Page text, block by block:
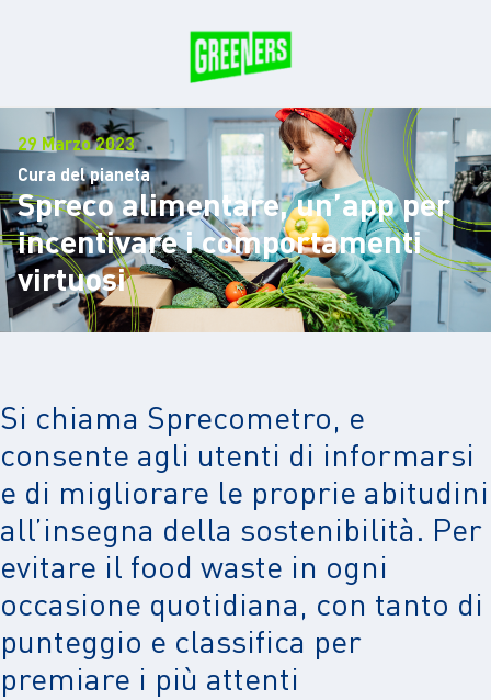
29 Marzo 2023
Cura del pianeta
Spreco alimentare, un’app per
incentivare i comportamenti
virtuosi
Si chiama Sprecometro, e
consente agli utenti di informarsi
e di migliorare le proprie abitudini
all’insegna della sostenibilità. Per
evitare il food waste in ogni
occasione quotidiana, con tanto di
punteggio e classifica per
premiare i più attenti